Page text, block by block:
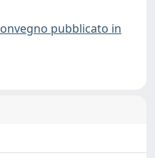
pubblicato in